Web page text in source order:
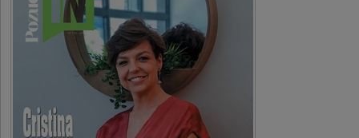
También pienso que si no fuéramos tan sucios no haría falta denunciar
nada
Pozuelo de Alarcón
Quejas por el deterioro de la
limpieza …